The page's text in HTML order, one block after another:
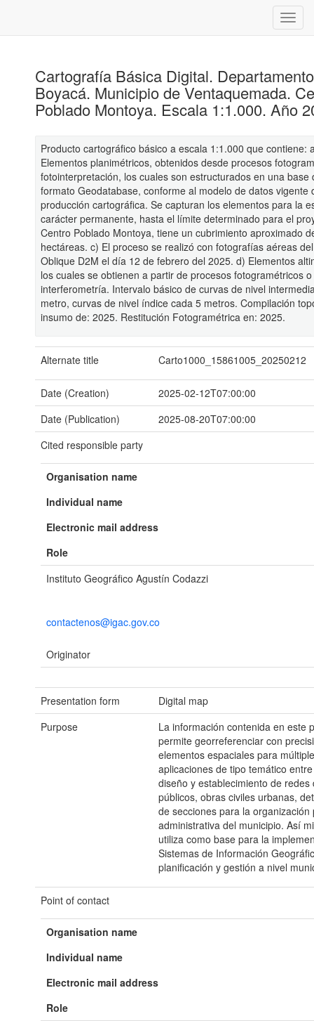
Cartografía Básica Digital.
Boyacá. Municipio de Ventaquemada.
Poblado Montoya. Escala 1:1.000. Año
Producto cartográfico básico a escala 1:1.000 que contiene:
Elementos planimétricos, obtenidos desde procesos
fotointerpretación, los cuales son estructurados en una base
formato Geodatabase, conforme al modelo de datos vigente
producción cartográfica. Se capturan los elementos para la
carácter permanente, hasta el límite determinado para el
Centro Poblado Montoya, tiene un cubrimiento aproximado
hectáreas. c) El proceso se realizó con fotografías aéreas
Oblique D2M el día 12 de febrero del 2025. d) Elementos
los cuales se obtienen a partir de procesos fotogramétricos
interferometría. Intervalo básico de curvas de nivel
metro, curvas de nivel índice cada 5 metros. Compilación
insumo de: 2025. Restitución Fotogramétrica en: 2025.
Alternate title Carto1000_15861005_20250212
Date (Creation)
2025-02-12T07:00:00
Date (Publication)
2025-08-20T07:00:00
Cited responsible party
Organisation name
Individual name
Electronic mail address
Role
Instituto Geográfico Agustín Codazzi
contactenos@igac.gov.co
Originator
Presentation form
Digital map
Purpose
La información contenida en este
permite georreferenciar con
elementos espaciales para
aplicaciones de tipo temático
diseño y establecimiento de redes
públicos, obras civiles urbanas,
de secciones para la organización
administrativa del municipio. Así
utiliza como base para la
Sistemas de Información
planificación y gestión a nivel
Point of contact
Organisation name
Individual name
Electronic mail address
Role